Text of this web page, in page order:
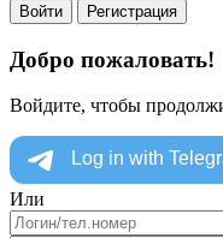
Войти Регистрация
Добро пожаловать!
Войдите, чтобы
Или